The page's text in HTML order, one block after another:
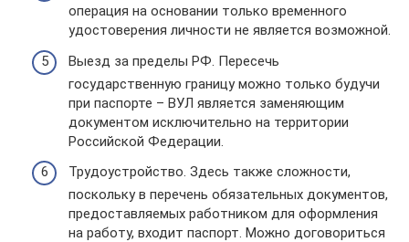
операция на основании только временного
удостоверения личности не является возможной.
Выезд за пределы РФ. Пересечь
государственную границу можно только будучи
при паспорте – ВУЛ является заменяющим
документом исключительно на территории
Российской Федерации.
Трудоустройство. Здесь также сложности,
поскольку в перечень обязательных документов,
предоставляемых работником для оформления
на работу, входит паспорт. Можно договориться